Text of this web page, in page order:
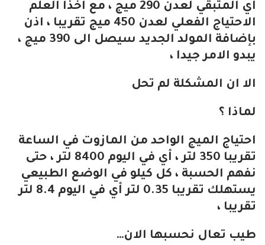
أي المتبقي لعدن 290 ميج ، مع اخذا العلم
الاحتياج الفعلي لعدن 450 ميج تقريبا ، اذن
بإضافة المولد الجديد سيصل الى 390 ميج ،
يبدو الامر جيدا ،
الا ان المشكلة لم تحل
لماذا ؟
احتياج الميج الواحد من المازوت في الساعة
تقريبا 350 لتر ، أي في اليوم 8400 لتر ، حتى
نفهم الحسبة ، كل كيلو في الوضع الطبيعي
يستهلك تقريبا 0.35 لتر أي في اليوم 8.4 لتر
تقريبا ،
طيب تعال نحسبها الان…